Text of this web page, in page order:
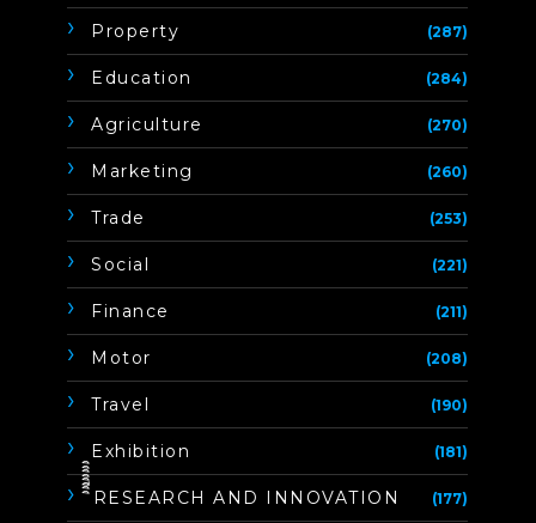
Property (287)
Education (284)
Agriculture (270)
Marketing (260)
Trade (253)
Social (221)
Finance (211)
Motor (208)
Travel (190)
Exhibition (181)
ิิีิิิิิRESEARCH AND INNOVATION (177)